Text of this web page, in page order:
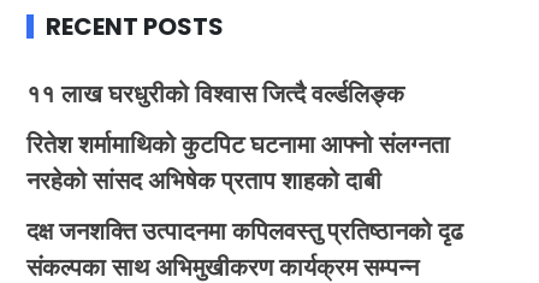
RECENT POSTS
११ लाख घरधुरीको विश्वास जित्दै वर्ल्डलिङ्क
रितेश शर्मामाथिको कुटपिट घटनामा आफ्नो संलग्नता
नरहेको सांसद अभिषेक प्रताप शाहको दाबी
दक्ष जनशक्ति उत्पादनमा कपिलवस्तु प्रतिष्ठानको दृढ
संकल्पका साथ अभिमुखीकरण कार्यक्रम सम्पन्न